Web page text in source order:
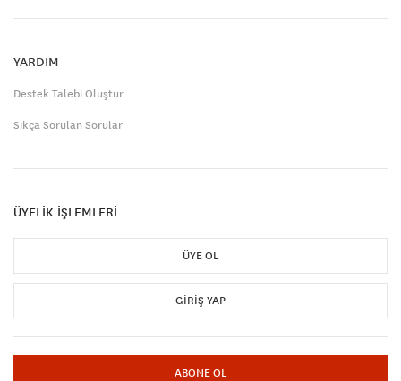
YARDIM
Destek Talebi Oluştur
Sıkça Sorulan Sorular
ÜYELİK İŞLEMLERİ
ÜYE OL
GIRIŞ YAP
ABONE OL